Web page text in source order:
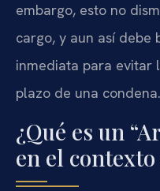
embargo, esto no
cargo, y aun así debe
inmediata para evitar
plazo de una condena.
¿Qué es un
en el contexto